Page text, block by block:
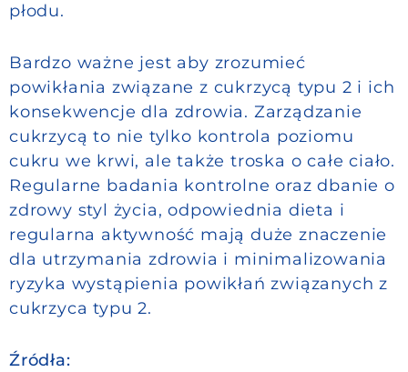
płodu.
Bardzo ważne jest aby zrozumieć
powikłania związane z cukrzycą typu 2 i ich
konsekwencje dla zdrowia. Zarządzanie
cukrzycą to nie tylko kontrola poziomu
cukru we krwi, ale także troska o całe ciało.
Regularne badania kontrolne oraz dbanie o
zdrowy styl życia, odpowiednia dieta i
regularna aktywność mają duże znaczenie
dla utrzymania zdrowia i minimalizowania
ryzyka wystąpienia powikłań związanych z
cukrzyca typu 2.
Źródła: